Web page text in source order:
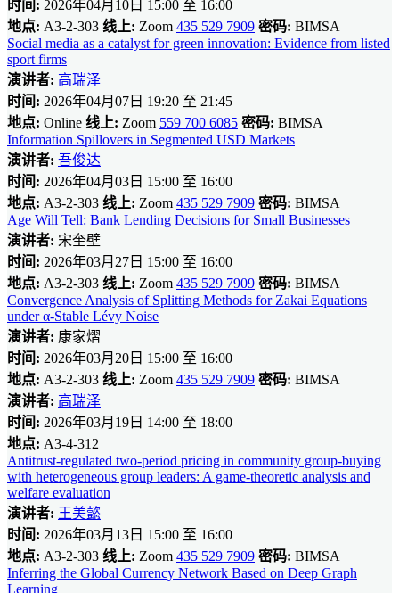
时间: 2026年04月10日 15:00 至 16:00
地点: A3-2-303 线上: Zoom 435 529 7909 密码: BIMSA
Social media as a catalyst for green innovation: Evidence from listed
sport firms
演讲者: 高瑞泽
时间: 2026年04月07日 19:20 至 21:45
地点: Online 线上: Zoom 559 700 6085 密码: BIMSA
Information Spillovers in Segmented USD Markets
演讲者: 吾俊达
时间: 2026年04月03日 15:00 至 16:00
地点: A3-2-303 线上: Zoom 435 529 7909 密码: BIMSA
Age Will Tell: Bank Lending Decisions for Small Businesses
演讲者: 宋奎壁
时间: 2026年03月27日 15:00 至 16:00
地点: A3-2-303 线上: Zoom 435 529 7909 密码: BIMSA
Convergence Analysis of Splitting Methods for Zakai Equations
under α-Stable Lévy Noise
演讲者: 康家熠
时间: 2026年03月20日 15:00 至 16:00
地点: A3-2-303 线上: Zoom 435 529 7909 密码: BIMSA
演讲者: 高瑞泽
时间: 2026年03月19日 14:00 至 18:00
地点: A3-4-312
Antitrust-regulated two-period pricing in community group-buying
with heterogeneous group leaders: A game-theoretic analysis and
welfare evaluation
演讲者: 王美懿
时间: 2026年03月13日 15:00 至 16:00
地点: A3-2-303 线上: Zoom 435 529 7909 密码: BIMSA
Inferring the Global Currency Network Based on Deep Graph
Learning